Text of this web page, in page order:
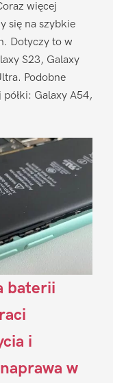
więcej
się na szybkie
Dotyczy to w
S23, Galaxy
Podobne
Galaxy A54,
baterii
i
w